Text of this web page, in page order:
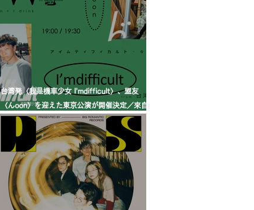
台湾発〈我是機車少女 I'mdifficult〉、盟友
〈んoon〉を迎えた東京公演が開催決定／來自
台灣的〈我是機車少女 I’mdifficult〉東京公演
確定，攜手盟友〈んoon〉共演